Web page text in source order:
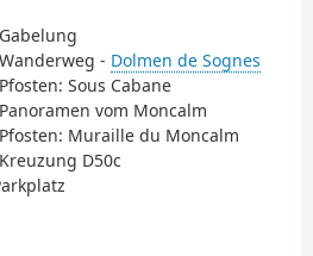
- Dolmen de Sognes
Sous Cabane
vom Moncalm
Muraille du Moncalm
D50c